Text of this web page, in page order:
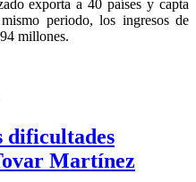
exporta a 40 países y capta
periodo, los ingresos de
millones.
dificultades
Martínez